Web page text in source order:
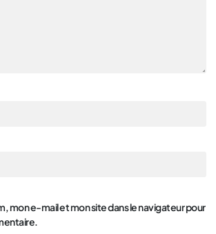
mon e-mail et mon site dans le navigateur pour